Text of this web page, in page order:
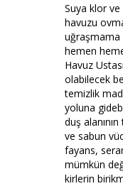
Suya klor
havuzu
uğraşmama
hemen
Havuz
olabilecek
temizlik
yoluna
duş
ve sabun
fayans,
mümkün
kirlerin